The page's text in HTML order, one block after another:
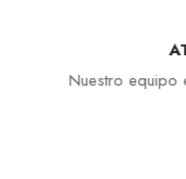
Nuestro equipo